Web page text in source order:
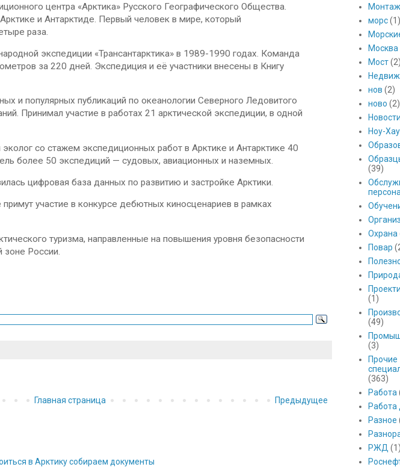
центра «Арктика» Русского Географического Общества.
и Антарктиде. Первый человек в мире, который
раза.
экспедиции «Трансантарктика» в 1989-1990 годах. Команда
за 220 дней. Экспедиция и её участники внесены в Книгу
и популярных публикаций по океанологии Северного Ледовитого
Принимал участие в работах 21 арктической экспедиции, в одной
со стажем экспедиционных работ в Арктике и Антарктике 40
более 50 экспедиций — судовых, авиационных и наземных.
цифровая база данных по развитию и застройке Арктики.
участие в конкурсе дебютных киносценариев в рамках
туризма, направленные на повышения уровня безопасности
зоне России.
Предыдущее
Главная страница
в Арктику собираем документы
морс (1)
Москва
Мост
нов (2)
ново (2)
Ноу-Хау
(39)
Охрана
Повар
(1)
(49)
(3)
Прочие
(363)
Работа
Работа
Разное
РЖД